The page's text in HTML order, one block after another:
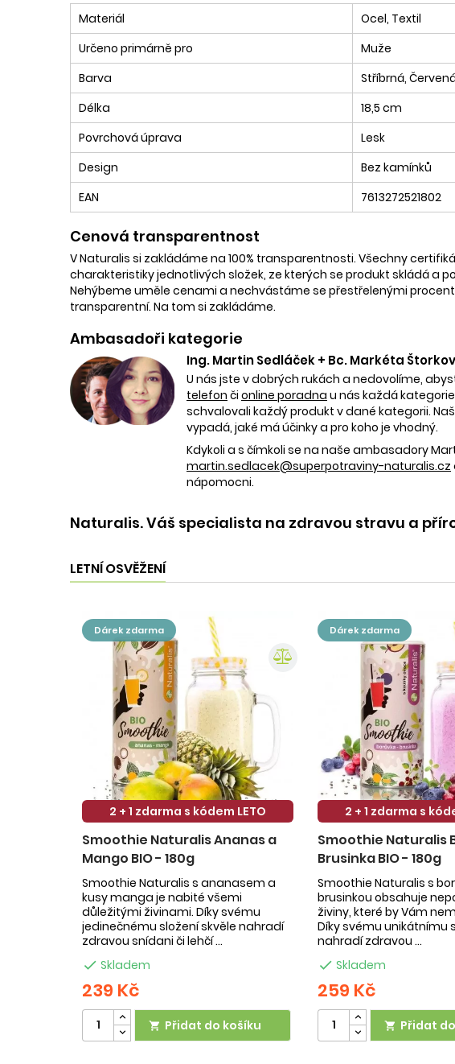
Materiál
Ocel, Textil
Určeno primárně pro
Muže
Barva
Stříbrná,
Délka
18,5 cm
Povrchová úprava
Lesk
Design
Bez kamínků
EAN
7613272521802
Cenová transparentnost
V Naturalis si zakládáme na 100% transparentnosti. Všechny
charakteristiky jednotlivých složek, ze kterých se produkt skládá a
Nehýbeme uměle cenami a nechvástáme se přestřelenými
transparentní. Na tom si zakládáme.
Ambasadoři kategorie
Ing. Martin Sedláček + Bc. Markéta
U nás jste v dobrých rukách a nedovolíme,
telefon či online poradna u nás každá
schvalovali každý produkt v dané kategorii.
vypadá, jaké má účinky a pro koho je vhodný.
Kdykoli a s čímkoli se na naše ambasadory
martin.sedlacek@superpotraviny-naturalis.cz
nápomocni.
Naturalis. Váš specialista na zdravou stravu a
LETNÍ OSVĚŽENÍ
dárek zdarma
2 + 1 zdarma s kódem LETO
Smoothie Naturalis Ananas a
Mango BIO - 180g
Smoothie Naturalis s ananasem a
kusy manga je nabité všemi
důležitými živinami. Díky svému
jedinečnému složení skvěle nahradí
zdravou snídani či lehčí ...
 Skladem
239 Kč
 Přidat do košíku
dárek zdarma
2 + 1 zdarma s
Smoothie Naturalis
Brusinka BIO - 180g
Smoothie Naturalis s
brusinkou obsahuje
živiny, které by Vám
Díky svému unikátnímu
nahradí zdravou ...
 Skladem
259 Kč
 Přidat